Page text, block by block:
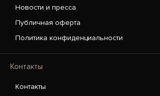
Новости и пресса
Публичная оферта
Политика конфиденциальности
Контакты
Контакты